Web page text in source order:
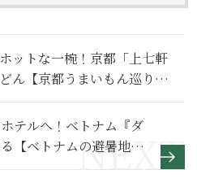
ットな一椀！京都「上七軒
ん【京都うまいもん巡り第
テルへ！ベトナム『ダ
【ベトナムの避暑地ダ